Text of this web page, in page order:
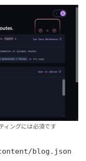
ィングには必須です
blog.json